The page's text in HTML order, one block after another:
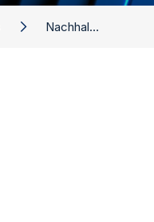
Nachhaltige Sanierung: Nach der Krise ist vor der Krise?